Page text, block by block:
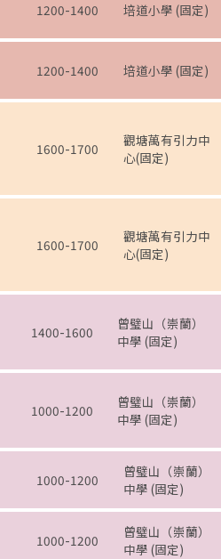
1200-1400 培道小學 (固定)
1200-1400 培道小學 (固定)
1600-1700
觀塘萬有引力中
心(固定)
1600-1700
觀塘萬有引力中
心(固定)
1400-1600
曾璧山（崇蘭）
中學 (固定)
1000-1200
曾璧山（崇蘭）
中學 (固定)
1000-1200
曾璧山（崇蘭）
中學 (固定)
1000-1200
曾璧山（崇蘭）
中學 (固定)